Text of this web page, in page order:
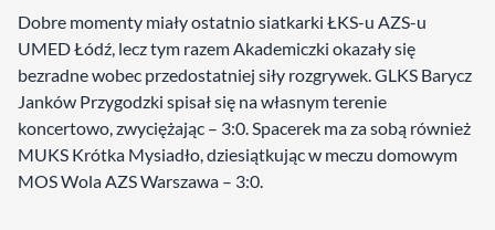
Dobre momenty miały ostatnio siatkarki ŁKS-u AZS-u
UMED Łódź, lecz tym razem Akademiczki okazały się
bezradne wobec przedostatniej siły rozgrywek. GLKS Barycz
Janków Przygodzki spisał się na własnym terenie
koncertowo, zwyciężając – 3:0. Spacerek ma za sobą również
MUKS Krótka Mysiadło, dziesiątkując w meczu domowym
MOS Wola AZS Warszawa – 3:0.